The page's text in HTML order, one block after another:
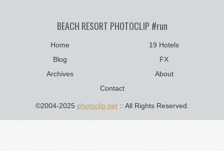
BEACH RESORT PHOTOCLIP #run
Home
19 Hotels
Blog
FX
Archives
About
Contact
©2004-2025 photoclip.net:: All Rights Reserved.